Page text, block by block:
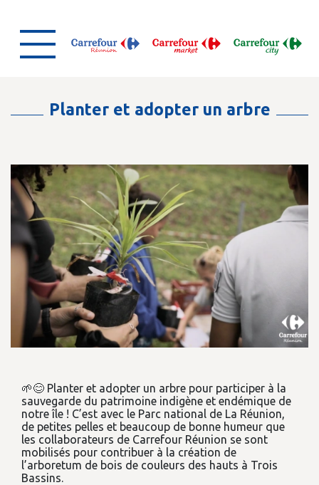
Planter et adopter un arbre
🌱😊 Planter et adopter un arbre pour participer à la
sauvegarde du patrimoine indigène et endémique de
notre île ! C’est avec le Parc national de La Réunion,
de petites pelles et beaucoup de bonne humeur que
les collaborateurs de Carrefour Réunion se sont
mobilisés pour contribuer à la création de
l’arboretum de bois de couleurs des hauts à Trois
Bassins.